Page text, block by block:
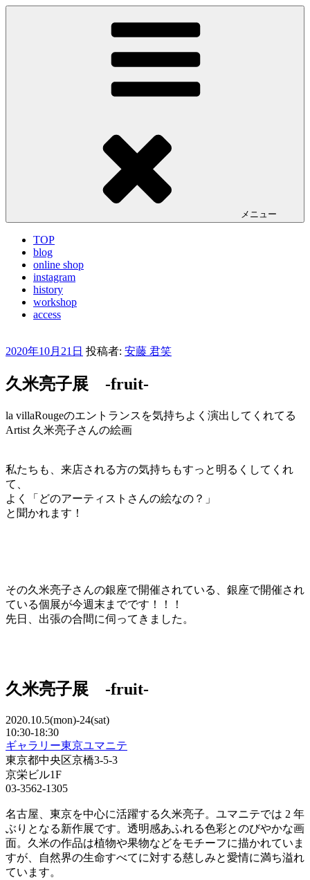
コ
LA VILLA ROUGE Blog
メニュー
TOP
blog
online shop
instagram
history
workshop
access
投
日:
2020年10月21日 投稿者: 安藤 君笑
久米亮子展 -fruit-
la villaRougeのエントランスを気持ちよく演出してくれてる
Artist 久米亮子さんの絵画
私たちも、来店される方の気持ちもすっと明るくしてくれ
て、
よく「どのアーティストさんの絵なの？」
と聞かれます！
その久米亮子さんの銀座で開催されている、銀座で開催され
ている個展が今週末までです！！！
先日、出張の合間に伺ってきました。
久米亮子展 -fruit-
2020.10.5(mon)-24(sat)
10:30-18:30
ギャラリー東京ユマニテ
東京都中央区京橋3-5-3
京栄ビル1F
03-3562-1305
名古屋、東京を中心に活躍する久米亮子。ユマニテでは 2 年
ぶりとなる新作展です。透明感あふれる色彩とのびやかな画
面。久米の作品は植物や果物などをモチーフに描かれていま
すが、自然界の生命すべてに対する慈しみと愛情に満ち溢れ
ています。